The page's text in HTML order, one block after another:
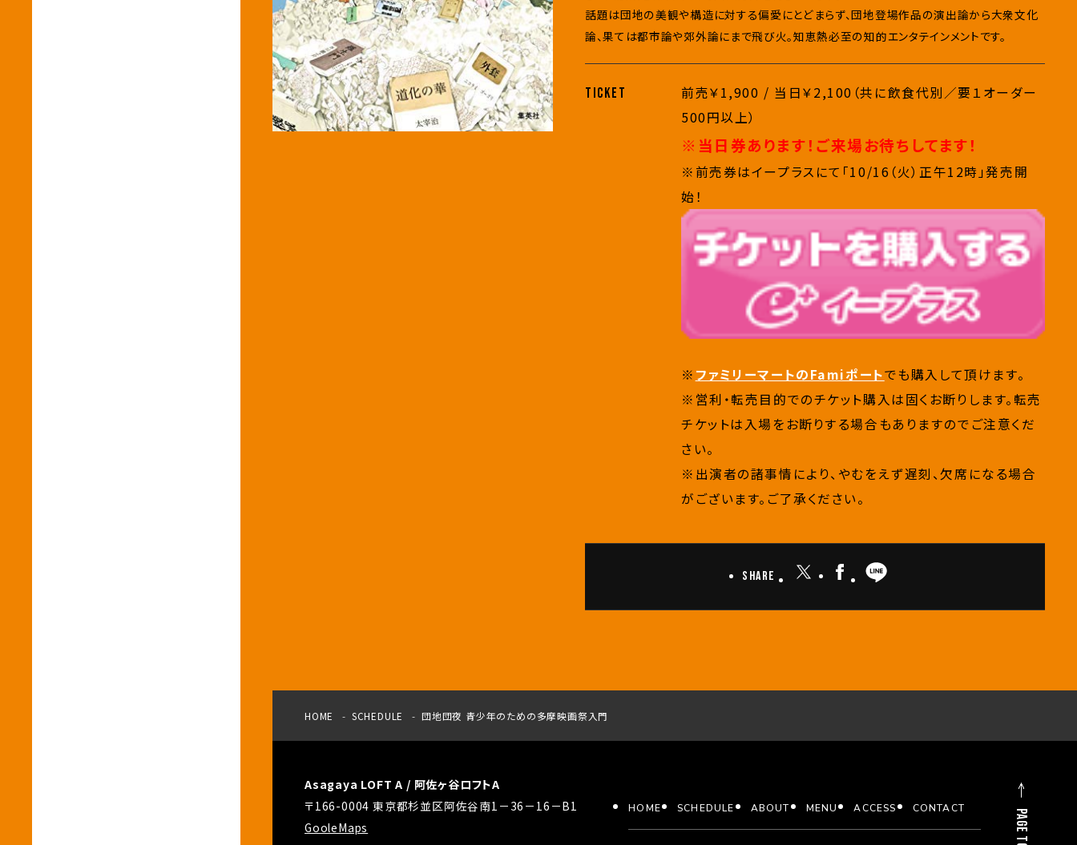
話題は団地の美観や構造に対する偏愛にとどまらず、団地登場作品の演出論から大衆文化
論、果ては都市論や郊外論にまで飛び火。知恵熱必至の知的エンタテインメントです。
TICKET
前売￥1,900 / 当日￥2,100（共に飲食代別／要１オーダー
500円以上）
※当日券あります！ご来場お待ちしてます！
※前売券はイープラスにて「10/16（火）正午12時」発売開
始！
※ ファミリーマートのFamiポートでも購入して頂けます。
※営利・転売目的でのチケット購入は固くお断りします。転売
チケットは入場をお断りする場合もありますのでご注意くだ
さい。
※出演者の諸事情により、やむをえず遅刻、欠席になる場合
がございます。ご了承ください。
Share
HOME SCHEDULE 団地団夜 青少年のための多摩映画祭入門
Asagaya LOFT A / 阿佐ヶ谷ロフトA
〒166-0004 東京都杉並区阿佐谷南1－36－16－B1
GooleMaps
HOME SCHEDULE ABOUT MENU ACCESS CONTACT PAGE TOP